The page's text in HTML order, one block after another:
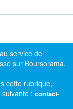
service de
sur Boursorama.
cette rubrique,
: contact-